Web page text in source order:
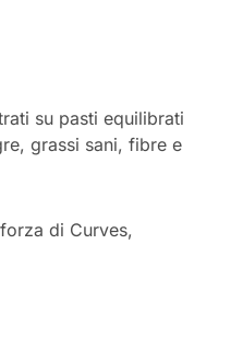
su pasti equilibrati
grassi sani, fibre e
di Curves,